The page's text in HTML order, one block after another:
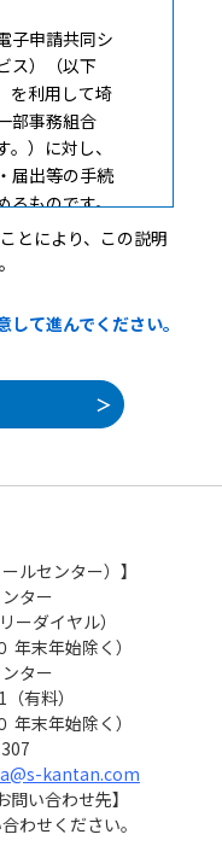
子申請共同シ
ス）（以下
を利用して埼
部事務組合
。）に対し、
届出等の手続
るものです。
届出等手続を
成団体は本シ
。本システム
したものとみ
登録・変更
出等手続を
利用方法に従
るものとしま
とにより、この説明
て進んでください。
ルセンター）】
ター
ダイヤル）
末年始除く）
ター
有料）
末年始除く）
kantan.com
問い合わせ先】
わせください。